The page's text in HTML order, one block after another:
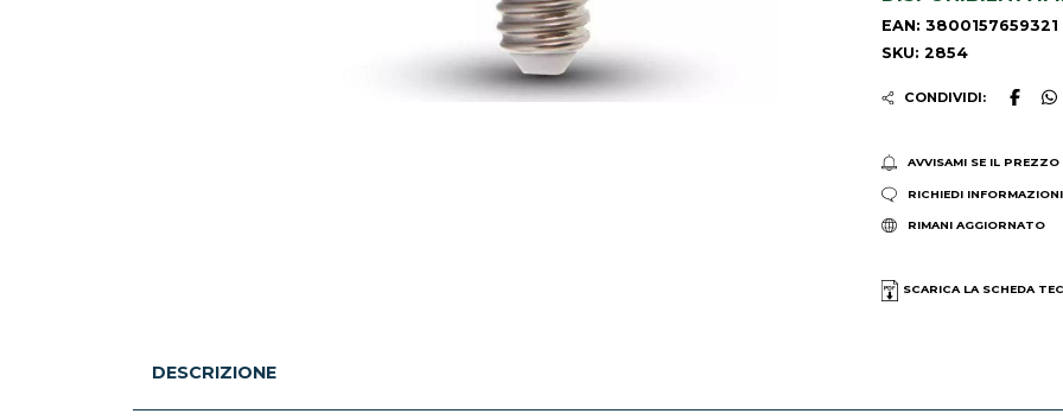
EAN: 3800157659321
SKU: 2854
CONDIVIDI:
AVVISAMI SE IL PREZZO
RICHIEDI INFORMAZIONI
RIMANI AGGIORNATO
SCARICA LA SCHEDA
DESCRIZIONE